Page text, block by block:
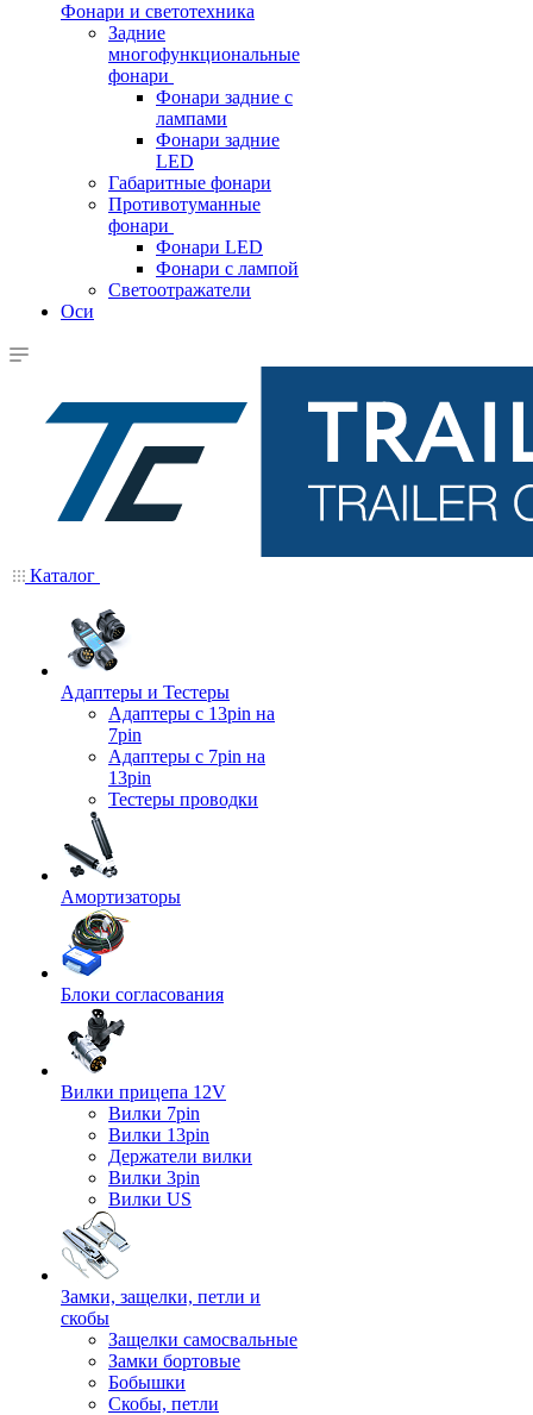
Фонари и светотехника
Задние
многофункциональные
фонари
Фонари задние с
лампами
Фонари задние
LED
Габаритные фонари
Противотуманные
фонари
Фонари LED
Фонари с лампой
Светоотражатели
Оси
Каталог
Адаптеры и Тестеры
Адаптеры с 13pin на
7pin
Адаптеры с 7pin на
13pin
Тестеры проводки
Амортизаторы
Блоки согласования
Вилки прицепа 12V
Вилки 7pin
Вилки 13pin
Держатели вилки
Вилки 3pin
Вилки US
Замки, защелки, петли и
скобы
Защелки самосвальные
Замки бортовые
Бобышки
Скобы, петли